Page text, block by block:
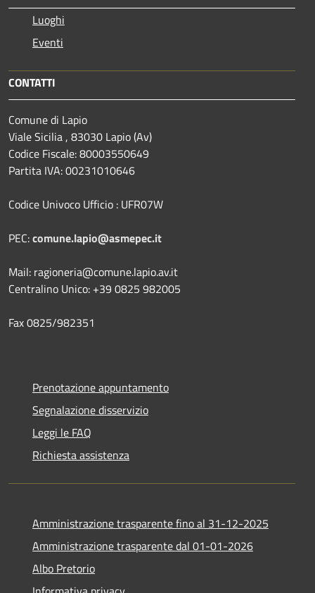
Luoghi
Eventi
CONTATTI
Comune di Lapio
Viale Sicilia , 83030 Lapio (Av)
Codice Fiscale: 80003550649
Partita IVA: 00231010646
Codice Univoco Ufficio : UFR07W
PEC:comune.lapio@asmepec.it
Mail: ragioneria@comune.lapio.av.it
Centralino Unico: +39 0825 982005
Fax 0825/982351
Prenotazione appuntamento
Segnalazione disservizio
Leggi le FAQ
Richiesta assistenza
Amministrazione trasparente fino al 31-12-2025
Amministrazione trasparente dal 01-01-2026
Albo Pretorio